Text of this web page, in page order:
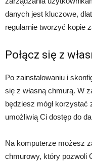
danych jest kluczowe,
regularnie tworzyć kopie
Połącz się z
Po zainstalowaniu i
się z własną chmurą. W
będziesz mógł korzystać
umożliwią Ci dostęp do
Na komputerze możesz
chmurowy, który pozwoli